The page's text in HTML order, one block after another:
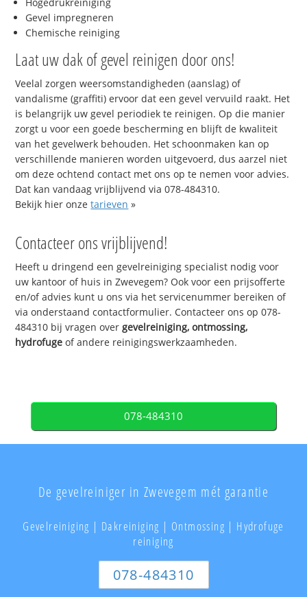
Gevel impregneren
Chemische reiniging
Laat uw dak of gevel reinigen door ons!
Veelal zorgen weersomstandigheden (aanslag) of
vandalisme (graffiti) ervoor dat een gevel vervuild raakt. Het
is belangrijk uw gevel periodiek te reinigen. Op die manier
zorgt u voor een goede bescherming en blijft de kwaliteit
van het gevelwerk behouden. Het schoonmaken kan op
verschillende manieren worden uitgevoerd, dus aarzel niet
om deze ochtend contact met ons op te nemen voor advies.
Dat kan vandaag vrijblijvend via 078-484310.
Bekijk hier onzetarieven »
Contacteer ons vrijblijvend!
Heeft u dringend een gevelreiniging specialist nodig voor
uw kantoor of huis in Zwevegem? Ook voor een prijsofferte
en/of advies kunt u ons via het servicenummer bereiken of
via onderstaand contactformulier. Contacteer ons op 078-
484310 bij vragen over gevelreiniging, ontmossing,
hydrofuge of andere reinigingswerkzaamheden.
078-484310
De gevelreiniger in Zwevegem mét garantie
Gevelreiniging | Dakreiniging | Ontmossing | Hydrofuge
reiniging
078-484310